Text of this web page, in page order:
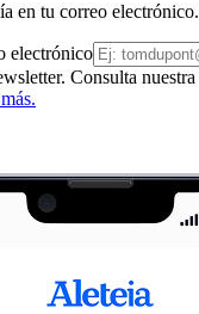
en tu correo electrónico.
electrónico
Consulta nuestra